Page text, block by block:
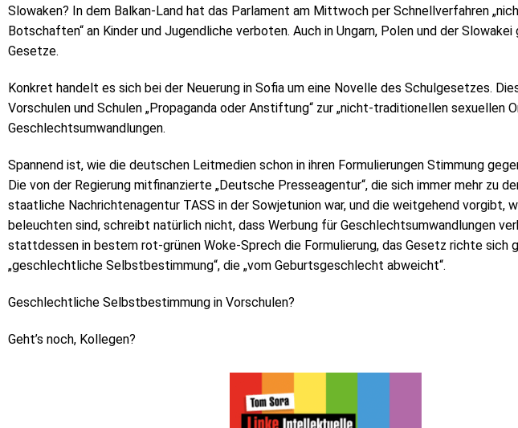
Slowaken? In dem Balkan-Land hat das Parlament am Mittwoch per Schnellverfahren
Botschaften“ an Kinder und Jugendliche verboten. Auch in Ungarn, Polen und der
Gesetze.
Konkret handelt es sich bei der Neuerung in Sofia um eine Novelle des Schulgesetzes.
Vorschulen und Schulen „Propaganda oder Anstiftung“ zur „nicht-traditionellen sexuellen
Geschlechtsumwandlungen.
Spannend ist, wie die deutschen Leitmedien schon in ihren Formulierungen Stimmung
Die von der Regierung mitfinanzierte „Deutsche Presseagentur“, die sich immer mehr zu
staatliche Nachrichtenagentur TASS in der Sowjetunion war, und die weitgehend vorgibt,
beleuchten sind, schreibt natürlich nicht, dass Werbung für Geschlechtsumwandlungen
stattdessen in bestem rot-grünen Woke-Sprech die Formulierung, das Gesetz richte sich
„geschlechtliche Selbstbestimmung“, die „vom Geburtsgeschlecht abweicht“.
Geschlechtliche Selbstbestimmung in Vorschulen?
Geht’s noch, Kollegen?